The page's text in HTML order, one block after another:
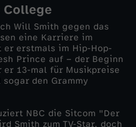
Will Smith gegen das
eine Karriere im
er erstmals im Hip-Hop-
Prince auf – der Beginn
13-mal für Musikpreise
den Grammy
NBC die Sitcom "Der
Smith zum TV-Star, doch